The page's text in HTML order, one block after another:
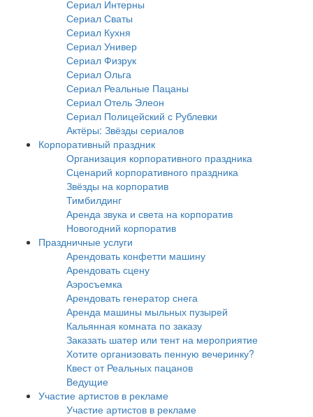
Сериал Интерны
Сериал Сваты
Сериал Кухня
Сериал Универ
Сериал Физрук
Сериал Ольга
Сериал Реальные Пацаны
Сериал Отель Элеон
Сериал Полицейский с Рублевки
Актёры: Звёзды сериалов
Корпоративный праздник
Организация корпоративного праздника
Сценарий корпоративного праздника
Звёзды на корпоратив
Тимбилдинг
Аренда звука и света на корпоратив
Новогодний корпоратив
Праздничные услуги
Арендовать конфетти машину
Арендовать сцену
Аэросъемка
Арендовать генератор снега
Аренда машины мыльных пузырей
Кальянная комната по заказу
Заказать шатер или тент на мероприятие
Хотите организовать пенную вечеринку?
Квест от Реальных пацанов
Ведущие
Участие артистов в рекламе
Участие артистов в рекламе